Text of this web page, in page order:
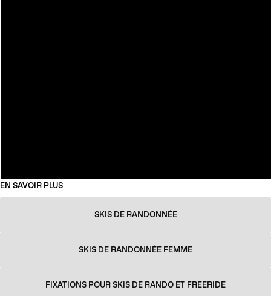
EN SAVOIR PLUS
SKIS DE RANDONNÉE
SKIS DE RANDONNÉE FEMME
FIXATIONS POUR SKIS DE RANDO ET FREERIDE